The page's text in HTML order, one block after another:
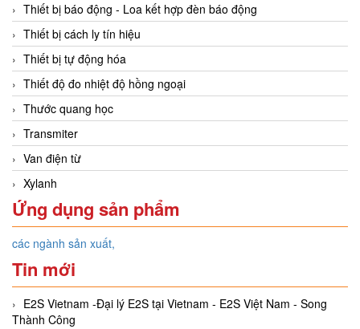
Thiết bị báo động - Loa kết hợp đèn báo động
Thiết bị cách ly tín hiệu
Thiết bị tự động hóa
Thiết độ đo nhiệt độ hồng ngoại
Thước quang học
Transmiter
Van điện từ
Xylanh
Ứng dụng sản phẩm
các ngành sản xuất,
Tin mới
E2S Vietnam -Đại lý E2S tại Vietnam - E2S Việt Nam - Song
Thành Công